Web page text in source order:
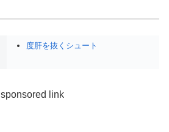
度肝を抜くシュート
sponsored link